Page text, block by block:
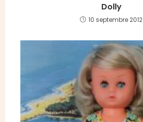
Dolly
10 septembre 2012